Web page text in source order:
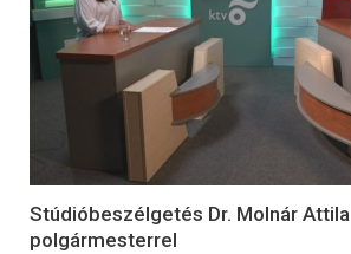
Stúdióbeszélgetés Dr. Molnár Attila
polgármesterrel